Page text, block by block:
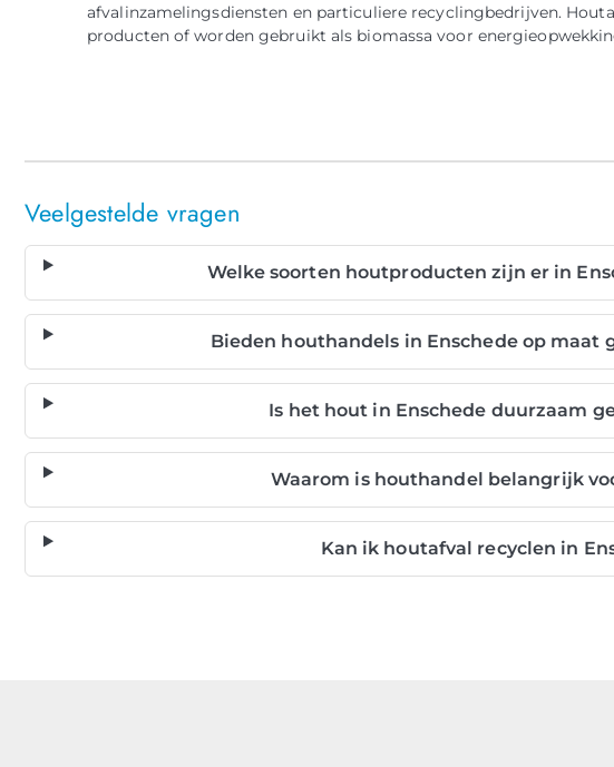
afvalinzamelingsdiensten en particuliere recyclingbedrijven.
producten of worden gebruikt als biomassa voor
Veelgestelde vragen
Welke soorten houtproducten zijn er in
Bieden houthandels in Enschede op maat
Is het hout in Enschede duurzaam
Waarom is houthandel belangrijk
Kan ik houtafval recyclen in